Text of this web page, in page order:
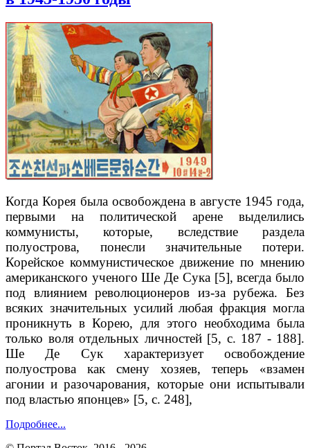
Когда Корея была освобождена в августе 1945 года,
первыми на политической арене выделились
коммунисты, которые, вследствие раздела
полуострова, понесли значительные потери.
Корейское коммунистическое движение по мнению
американского ученого Ше Де Сука [5], всегда было
под влиянием революционеров из-за рубежа. Без
всяких значительных усилий любая фракция могла
проникнуть в Корею, для этого необходима была
только воля отдельных личностей [5, c. 187 - 188].
Ше Де Сук характеризует освобождение
полуострова как смену хозяев, теперь «взамен
агонии и разочарования, которые они испытывали
под властью японцев» [5, c. 248],
Подробнее...